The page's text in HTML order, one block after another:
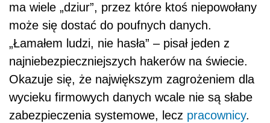
ma wiele „dziur”, przez które ktoś niepowołany
może się dostać do poufnych danych.
„Łamałem ludzi, nie hasła” – pisał jeden z
najniebezpieczniejszych hakerów na świecie.
Okazuje się, że największym zagrożeniem dla
wycieku firmowych danych wcale nie są słabe
zabezpieczenia systemowe, lecz pracownicy.